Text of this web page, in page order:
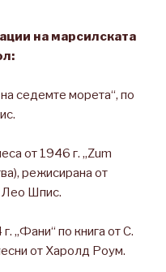
на марсилската
седемте морета“, по
от 1946 г. „Zum
режисирана от
Лео Шпис.
„Фани“ по книга от С.
от Харолд Роум.